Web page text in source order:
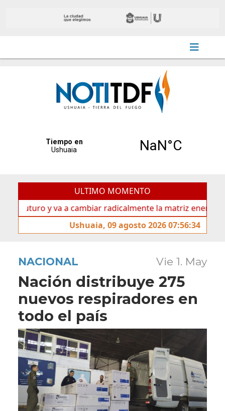
ULTIMO MOMENTO
y va a cambiar radicalmente la matriz energética de
Ushuaia, 09 agosto 2026 07:56:34
NACIONAL Vie 1. May
Nación distribuye 275
nuevos respiradores en
todo el país